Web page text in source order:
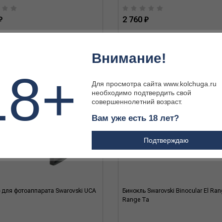
2 760 ₽
фотоаппарата Swarovski UCA
Бинокль Swarovski Binocular El
Range Ta
Внимание!
Для просмотра сайта www.kolchuga.ru
необходимо подтвердить свой
совершеннолетний возраст.
Вам уже есть 18 лет?
Подтверждаю